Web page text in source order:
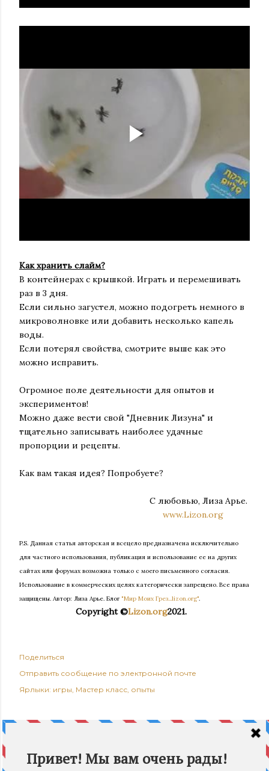
Как хранить слайм?
В контейнерах с крышкой. Играть и перемешивать
раз в 3 дня.
Если сильно загустел, можно подогреть немного в
микроволновке или добавить несколько капель
воды.
Если потерял свойства, смотрите выше как это
можно исправить.
Огромное поле деятельности для опытов и
экспериментов!
Можно даже вести свой "Дневник Лизуна" и
тщательно записывать наиболее удачные
пропорции и рецепты.
Как вам такая идея? Попробуете?
С любовью, Лиза Арье.
www.Lizon.org
P.S. Данная статья авторская и всецело предназначена исключительно
для частного использования, публикация и использование ее на других
сайтах или форумах возможна только с моего письменного согласия.
Использование в коммерческих целях категорически запрещено. Все права
защищены. Автор: Лиза Арье. Блог "Мир Моих Грез...lizon.org".
Copyright ©Lizon.org2021.
Поделиться
Отправить сообщение по электронной почте
Ярлыки: игры Мастер класс опыты
19 марта 2025 г. в 22:15